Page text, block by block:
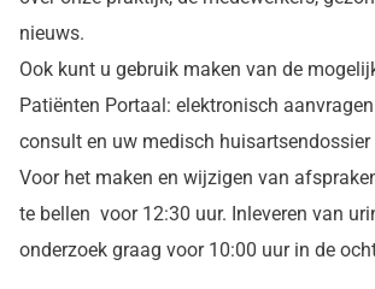
nieuws.
Ook kunt u gebruik maken van de
Patiënten Portaal: elektronisch
consult en uw medisch huisartsendossier
Voor het maken en wijzigen van
te bellen voor 12:30 uur. Inleveren van
onderzoek graag voor 10:00 uur in de